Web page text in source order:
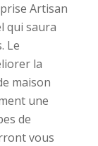
Artisan
qui saura
Le
la
maison
une
de
vous